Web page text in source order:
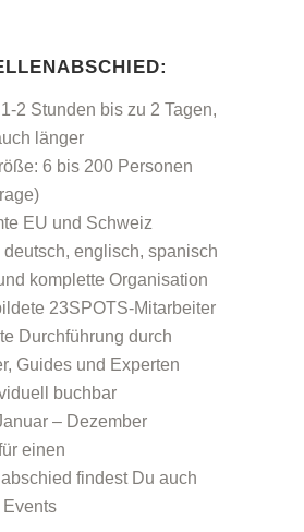
2 Stunden bis zu 2 Tagen,
länger
6 bis 200 Personen
EU und Schweiz
deutsch, englisch, spanisch
komplette Organisation
23SPOTS-Mitarbeiter
Durchführung durch
Guides und Experten
buchbar
– Dezember
einen
findest Du auch